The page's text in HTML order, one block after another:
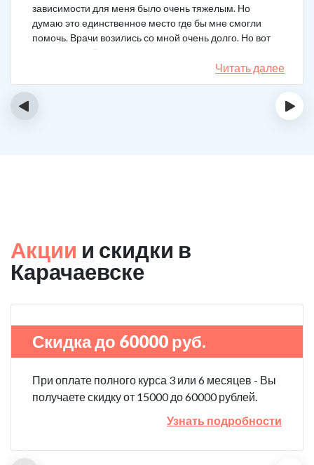
зависимости для меня было очень тяжелым. Но
думаю это единственное место где бы мне смогли
помочь. Врачи возились со мной очень долго. Но вот
теперь я уже 5 месяцев не принимаю наркотики.
Читать далее
‹ ›
Акции и скидки в
Карачаевске
Скидка до 60000 руб.
При оплате полного курса 3 или 6 месяцев - Вы
получаете скидку от 15000 до 60000 рублей.
Узнать подробности